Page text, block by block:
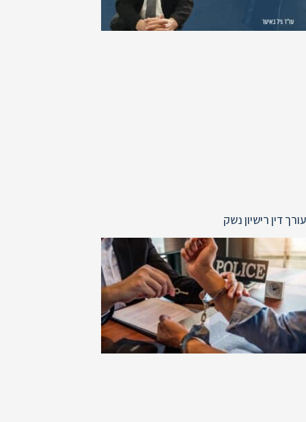
עורך דין רישיון נשק